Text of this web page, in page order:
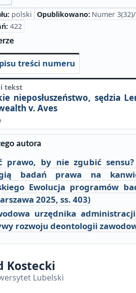
polski Opublikowano: Numer
422
treści numeru
tekst
nieposłuszeństwo, sędzia
v. Aves
autora
prawo, by nie zgubić
badań prawa na
Ewolucja programów
2025, ss. 403)
urzędnika
rozwoju deontologii
Kostecki
Lubelski